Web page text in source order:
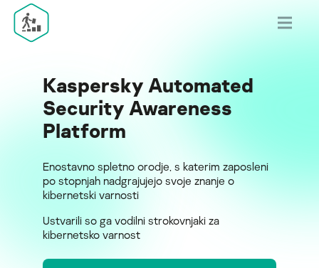
Kaspersky Automated
Security Awareness
Platform
Enostavno spletno orodje, s katerim zaposleni
po stopnjah nadgrajujejo svoje znanje o
kibernetski varnosti
Ustvarili so ga vodilni strokovnjaki za
kibernetsko varnost